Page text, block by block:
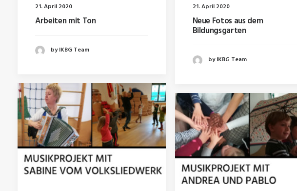
21. April 2020
Arbeiten mit Ton
by IKBG Team
21. April 2020
Neue Fotos aus dem
Bildungsgarten
by IKBG Team